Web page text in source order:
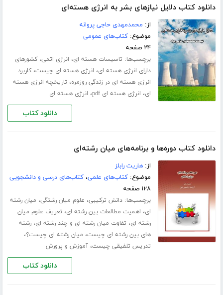
دانلود کتاب دلایل نیازهای بشر به انرژی هسته‌ای
از: محمدمهدی حاجی پروانه
موضوع:کتاب‌های عمومی
۲۴ صفحه
برچسب‌ها: تاسیسات هسته ای، انرژی اتمی،کشورهای
دارای انرژی هسته ای، انرژی هسته ای چیست،کاربرد
انرژی هسته ای در زندگی روزمره، تاریخچه انرژی هسته
ای، انرژی هسته ای pdf ، انرژی هسته ای
دانلود کتاب
دانلود کتاب دوره‌ها و برنامه‌های میان رشته‌ای
از:هاریت رابلز
موضوع:کتاب‌های علمی،کتاب‌های درسی و دانشجویی
۱۲۸ صفحه
برچسب‌ها:دانش ترکیبی، علوم میان رشتگی، میان رشته
ای، اهمیت مطالعات بین رشته ای، تعریف علوم میان
رشته ای، تفاوت میان رشته ای و چند رشته ای،رشته
های بین رشته ای چیست، میان رشته ای چیست؟،
تدریس تلفیقی چیست،آموزش و پرورش
دانلود کتاب